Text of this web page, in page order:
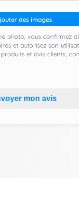
des images
photo, vous confirmez
et autorisez son
et avis clients,
mon avis